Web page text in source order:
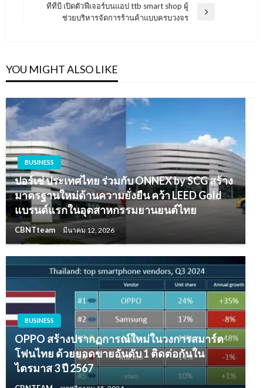
ทีทีบี เปิดตัวฟีเจอร์บนแอป ttb smart shop ผู้
ช่วยบริหารจัดการร้านค้าแบบครบวงจร
YOU MIGHT ALSO LIKE
BUSINESS
ปอร์เช่ ประเทศไทย ร่วมกับ ONNEX by SCG สร้าง
มาตรฐานใหม่ด้านความยั่งยืน คว้า LEED Gold
แบรนด์แรกในอุตสาหกรรมยานยนต์ไทย
CBNTteam มีนาคม 12, 2026
BUSINESS
OPPO สร้างปรากฏการณ์ใหม่ในวงการสมาร์ต
โฟนไทย ด้วยยอดขายอันดับ 1 ติดต่อกันใน
ไตรมาส 3 ปี 2567